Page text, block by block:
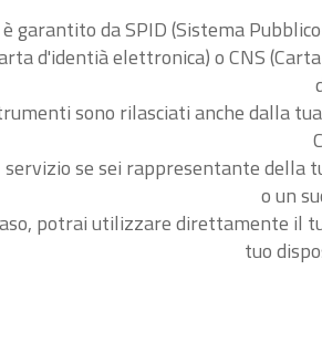
è garantito da SPID (Sistema
d'identià elettronica) o CNS
sono rilasciati anche dalla
servizio se sei rappresentante della
o un
potrai utilizzare direttamente il
tuo